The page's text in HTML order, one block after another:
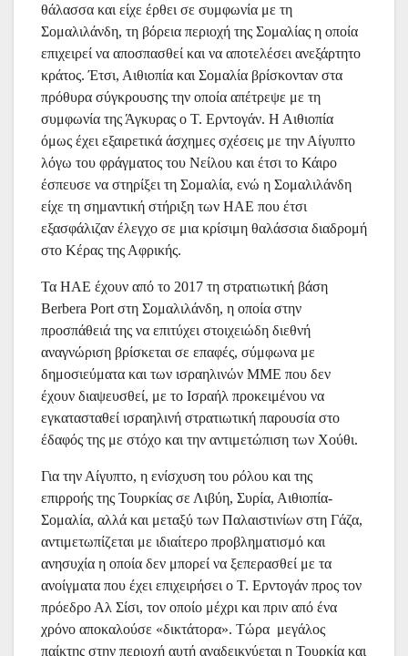
θάλασσα και είχε έρθει σε συμφωνία με τη
Σομαλιλάνδη, τη βόρεια περιοχή της Σομαλίας η οποία
επιχειρεί να αποσπασθεί και να αποτελέσει ανεξάρτητο
κράτος. Έτσι, Αιθιοπία και Σομαλία βρίσκονταν στα
πρόθυρα σύγκρουσης την οποία απέτρεψε με τη
συμφωνία της Άγκυρας ο Τ. Ερντογάν. Η Αιθιοπία
όμως έχει εξαιρετικά άσχημες σχέσεις με την Αίγυπτο
λόγω του φράγματος του Νείλου και έτσι το Κάιρο
έσπευσε να στηρίξει τη Σομαλία, ενώ η Σομαλιλάνδη
είχε τη σημαντική στήριξη των ΗΑΕ που έτσι
εξασφάλιζαν έλεγχο σε μια κρίσιμη θαλάσσια διαδρομή
στο Κέρας της Αφρικής.
Τα ΗΑΕ έχουν από το 2017 τη στρατιωτική βάση
Berbera Port στη Σομαλιλάνδη, η οποία στην
προσπάθειά της να επιτύχει στοιχειώδη διεθνή
αναγνώριση βρίσκεται σε επαφές, σύμφωνα με
δημοσιεύματα και των ισραηλινών ΜΜΕ που δεν
έχουν διαψευσθεί, με το Ισραήλ προκειμένου να
εγκατασταθεί ισραηλινή στρατιωτική παρουσία στο
έδαφός της με στόχο και την αντιμετώπιση των Χούθι.
Για την Αίγυπτο, η ενίσχυση του ρόλου και της
επιρροής της Τουρκίας σε Λιβύη, Συρία, Αιθιοπία-
Σομαλία, αλλά και μεταξύ των Παλαιστινίων στη Γάζα,
αντιμετωπίζεται με ιδιαίτερο προβληματισμό και
ανησυχία η οποία δεν μπορεί να ξεπερασθεί με τα
ανοίγματα που έχει επιχειρήσει ο Τ. Ερντογάν προς τον
πρόεδρο Αλ Σίσι, τον οποίο μέχρι και πριν από ένα
χρόνο αποκαλούσε «δικτάτορα». Τώρα μεγάλος
παίκτης στην περιοχή αυτή αναδεικνύεται η Τουρκία και